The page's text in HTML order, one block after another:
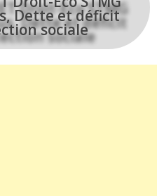
Dette et déficit
sociale